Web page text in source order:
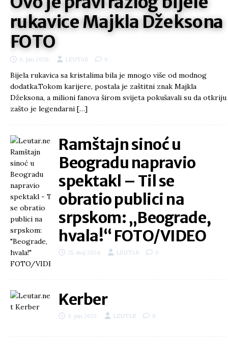
rukavice Majkla Džeksona
FOTO
6. jun 2026. LEUTAR 0
Bijela rukavica sa kristalima bila je mnogo više od modnog
dodatka.Tokom karijere, postala je zaštitni znak Majkla
Džeksona, a milioni fanova širom svijeta pokušavali su da otkriju
zašto je legendarni […]
Ramštajn sinoć u
Beogradu napravio
spektakl – Til se
obratio publici na
srpskom: „Beograde,
hvala!“ FOTO/VIDEO
25. maj 2024. LEUTAR 0
Kerber
9. jun 2023. LEUTAR 0